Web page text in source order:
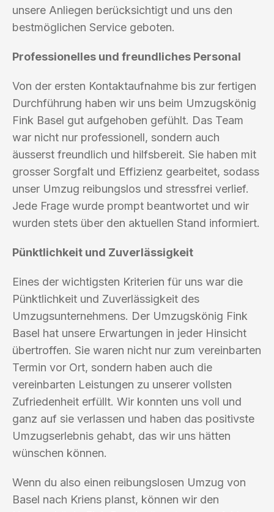
unsere Anliegen berücksichtigt und uns den
bestmöglichen Service geboten.
Professionelles und freundliches Personal
Von der ersten Kontaktaufnahme bis zur fertigen
Durchführung haben wir uns beim Umzugskönig
Fink Basel gut aufgehoben gefühlt. Das Team
war nicht nur professionell, sondern auch
äusserst freundlich und hilfsbereit. Sie haben mit
grosser Sorgfalt und Effizienz gearbeitet, sodass
unser Umzug reibungslos und stressfrei verlief.
Jede Frage wurde prompt beantwortet und wir
wurden stets über den aktuellen Stand informiert.
Pünktlichkeit und Zuverlässigkeit
Eines der wichtigsten Kriterien für uns war die
Pünktlichkeit und Zuverlässigkeit des
Umzugsunternehmens. Der Umzugskönig Fink
Basel hat unsere Erwartungen in jeder Hinsicht
übertroffen. Sie waren nicht nur zum vereinbarten
Termin vor Ort, sondern haben auch die
vereinbarten Leistungen zu unserer vollsten
Zufriedenheit erfüllt. Wir konnten uns voll und
ganz auf sie verlassen und haben das positivste
Umzugserlebnis gehabt, das wir uns hätten
wünschen können.
Wenn du also einen reibungslosen Umzug von
Basel nach Kriens planst, können wir den